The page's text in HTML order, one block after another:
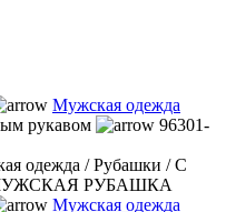
Мужская одежда
рукавом
96301-
одежда /Рубашки /С
МУЖСКАЯ РУБАШКА
Мужская одежда